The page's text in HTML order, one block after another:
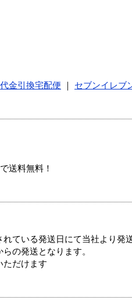
代金引換宅配便
セブンイレブ
送料無料！
ている発送日にて当社より発
の発送となります。
ただけます